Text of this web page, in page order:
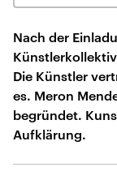
Nach der
Die Künstler
es. Meron
begründet.
Aufklärung.